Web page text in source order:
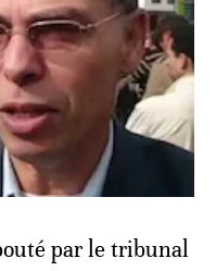
par le tribunal